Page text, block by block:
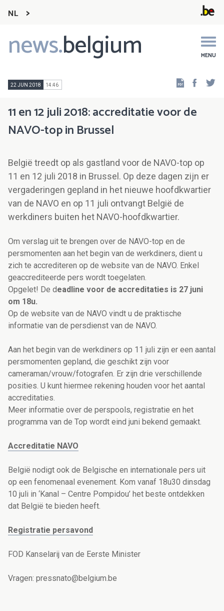
NL
news.belgium MENU
Main
navigation
22 JUN 2018 14:46
11 en 12 juli 2018: accreditatie voor de
NAVO-top in Brussel
België treedt op als gastland voor de NAVO-top op
11 en 12 juli 2018 in Brussel. Op deze dagen zijn er
vergaderingen gepland in het nieuwe hoofdkwartier
van de NAVO en op 11 juli ontvangt België de
werkdiners buiten het NAVO-hoofdkwartier.
Om verslag uit te brengen over de NAVO-top en de
persmomenten aan het begin van de werkdiners, dient u
zich te accrediteren op de website van de NAVO. Enkel
geaccrediteerde pers wordt toegelaten.
Opgelet! De deadline voor de accreditaties is 27 juni
om 18u.
Op de website van de NAVO vindt u de praktische
informatie van de persdienst van de NAVO.
Aan het begin van de werkdiners op 11 juli zijn er een aantal
persmomenten gepland, die geschikt zijn voor
cameraman/vrouw/fotografen. Er zijn drie verschillende
posities. U kunt hiermee rekening houden voor het aantal
accreditaties.
Meer informatie over de perspools, registratie en het
programma van de Top wordt eind juni bekend gemaakt.
Accreditatie NAVO
België nodigt ook de Belgische en internationale pers uit
op een fenomenaal evenement. Kom vanaf 18u30 dinsdag
10 juli in ‘Kanal – Centre Pompidou’ het beste ontdekken
dat België te bieden heeft.
Registratie persavond
FOD Kanselarij van de Eerste Minister
Vragen: pressnato@belgium.be